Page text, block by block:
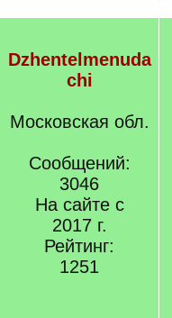
Dzhentelmenuda
chi
Московская обл.
Сообщений:
3046
На сайте с
2017 г.
Рейтинг:
1251